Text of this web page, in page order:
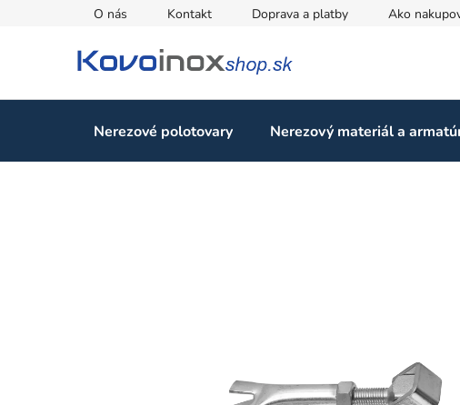
O nás Kontakt Doprava a platby Ako
Nerezové polotovary Nerezový materiál a